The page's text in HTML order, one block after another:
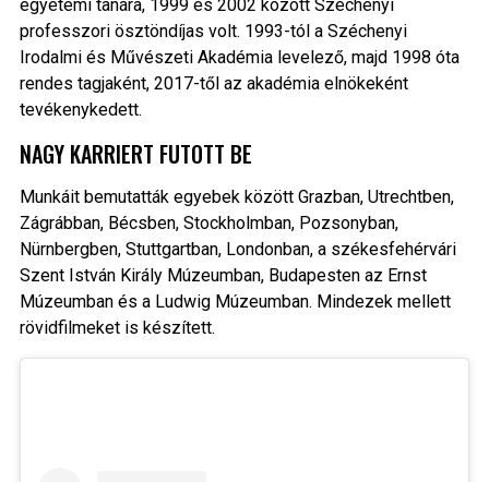
egyetemi tanára, 1999 és 2002 között Széchenyi
professzori ösztöndíjas volt. 1993-tól a Széchenyi
Irodalmi és Művészeti Akadémia levelező, majd 1998 óta
rendes tagjaként, 2017-től az akadémia elnökeként
tevékenykedett.
NAGY KARRIERT FUTOTT BE
Munkáit bemutatták egyebek között Grazban, Utrechtben,
Zágrábban, Bécsben, Stockholmban, Pozsonyban,
Nürnbergben, Stuttgartban, Londonban, a székesfehérvári
Szent István Király Múzeumban, Budapesten az Ernst
Múzeumban és a Ludwig Múzeumban. Mindezek mellett
rövidfilmeket is készített.